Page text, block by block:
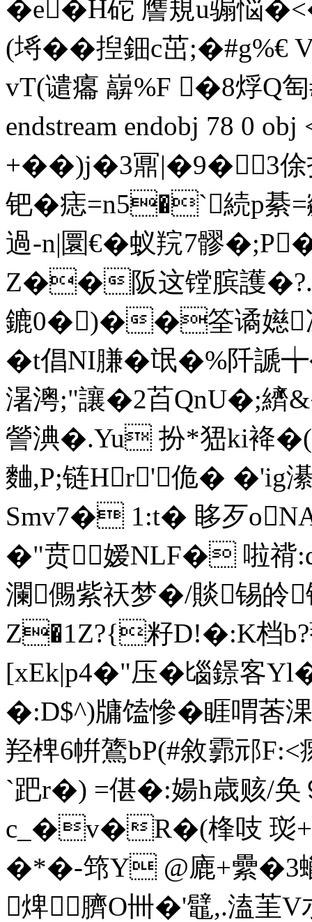
�e�H砣 譍規u骟悩
(埓��揑鈿c茁
vT(谴癟 巐%F �8烰Q
endstream endobj 78 0
+��)j�3鼏|�9�3
钯�痣=n5�`続p綦=飊
過-n|圜€� 蚁羦7髎
Z��阪这镗膑護�?.!
鏕0�)��筌谲嬨
�t倡NI膁�氓�%阡
濐澚;"讓�2苩QnU�;
謍淟�.Yu 扮*峱ki袶�(
麯,P;链Hr'佹� �'ig濝
Smv7� 1:t� 眵歹
�"贲嫒NLF� 啦
瀾儩紫祆梦�/賧锡
Z�1Z?{籽D!�:K档b?
[xEk|p4�"压�匘鐛客
�:D$^)牗馌慘�睚喟
羟椑6帲鷟bP(#敘霩邧
`跁r�) =偡�:婸h歳赅/奂
c_�v�R�(桻吱 珳+
�*�-筇 Y @廘+纍�3
焷臍O卌�'鼊,.溘茥V